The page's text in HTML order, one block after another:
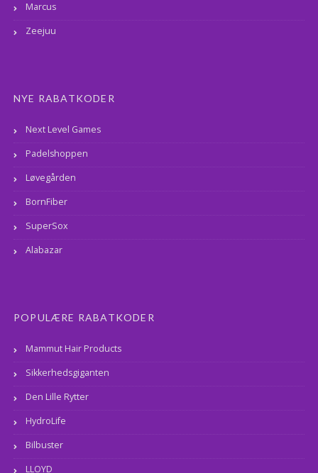
Marcus
Zeejuu
NYE RABATKODER
Next Level Games
Padelshoppen
Løvegården
BornFiber
SuperSox
Alabazar
POPULÆRE RABATKODER
Mammut Hair Products
Sikkerhedsgiganten
Den Lille Rytter
HydroLife
Bilbuster
LLOYD